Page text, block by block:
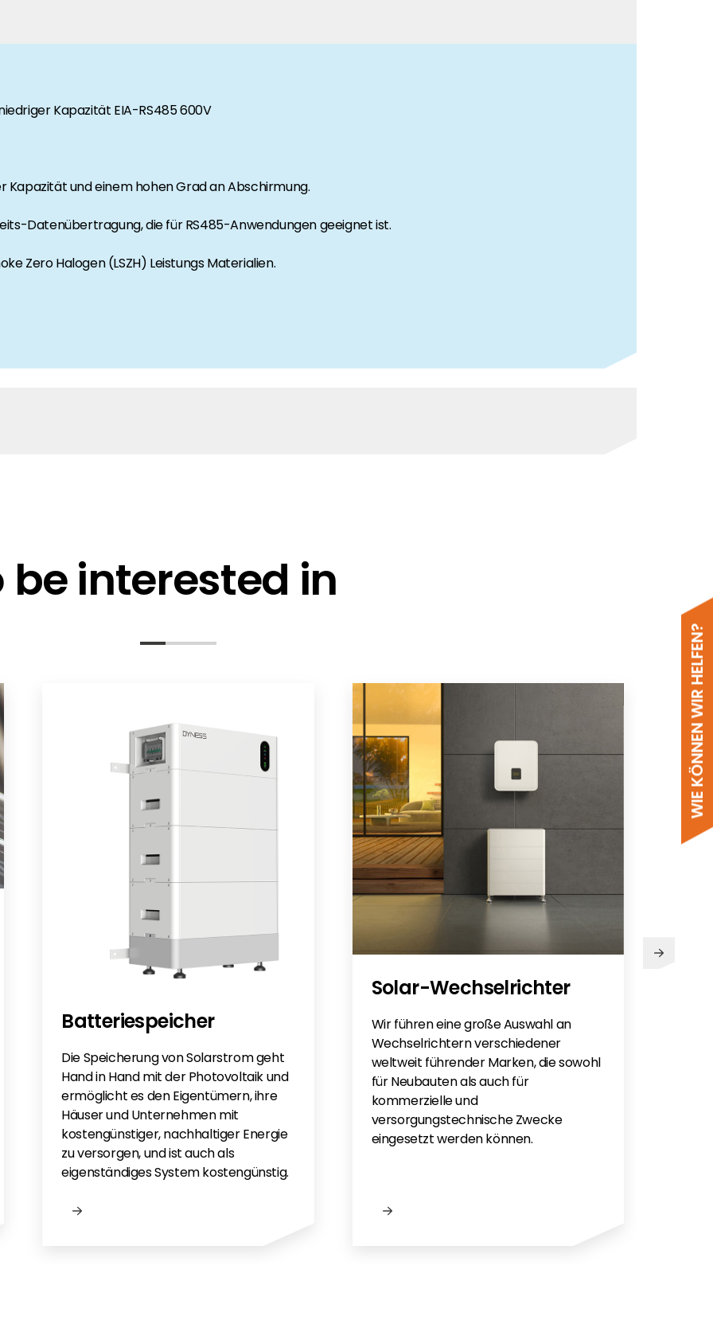
WIE KÖNNEN WIR HELFEN?
Kapazität EIA-RS485 600V
Kapazität und einem hohen Grad an Abschirmung.
Datenübertragung, die für RS485-Anwendungen geeignet ist.
Zero Halogen (LSZH) Leistungs Materialien.
interested in
Batteriespeicher
Die Speicherung von Solarstrom geht
Hand in Hand mit der Photovoltaik und
ermöglicht es den Eigentümern, ihre
Häuser und Unternehmen mit
kostengünstiger, nachhaltiger Energie
zu versorgen, und ist auch als
eigenständiges System kostengünstig.
Solar-Wechselrichter
Wir führen eine große Auswahl an
Wechselrichtern verschiedener
weltweit führender Marken, die sowohl
für Neubauten als auch für
kommerzielle und
versorgungstechnische Zwecke
eingesetzt werden können.